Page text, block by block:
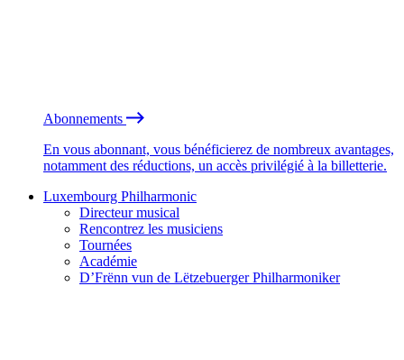
Abonnements
En vous abonnant, vous bénéficierez de nombreux avantages,
notamment des réductions, un accès privilégié à la billetterie.
Luxembourg Philharmonic
Directeur musical
Rencontrez les musiciens
Tournées
Académie
D’Frënn vun de Lëtzebuerger Philharmoniker